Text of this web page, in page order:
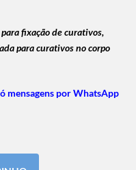
fixação de curativos,
para curativos no corpo
mensagens por WhatsApp